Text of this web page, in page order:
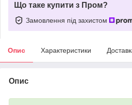
Що таке купити з Пром?
Замовлення під захистом
Опис Характеристики
Опис